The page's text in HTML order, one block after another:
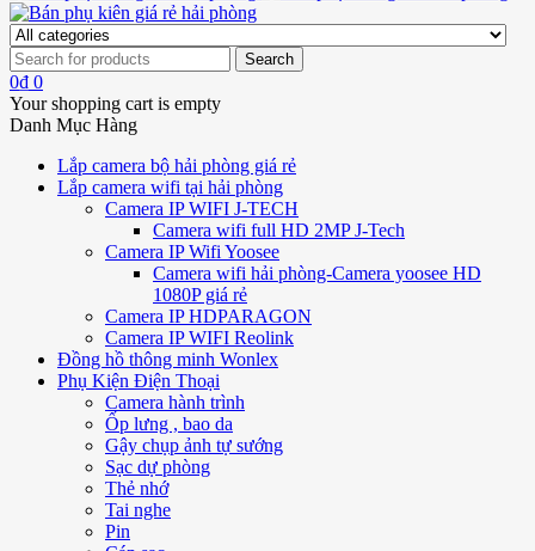
0₫ 0
Your shopping cart is empty
Danh Mục Hàng
Lắp camera bộ hải phòng giá rẻ
Lắp camera wifi tại hải phòng
Camera IP WIFI J-TECH
Camera wifi full HD 2MP J-Tech
Camera IP Wifi Yoosee
Camera wifi hải phòng-Camera yoosee HD
1080P giá rẻ
Camera IP HDPARAGON
Camera IP WIFI Reolink
Đồng hồ thông minh Wonlex
Phụ Kiện Điện Thoại
Camera hành trình
Ốp lưng , bao da
Gậy chụp ảnh tự sướng
Sạc dự phòng
Thẻ nhớ
Tai nghe
Pin